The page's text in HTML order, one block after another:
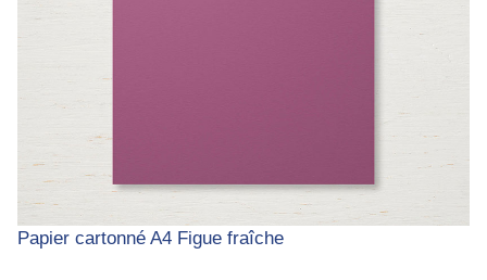
Papier cartonné A4 Figue fraîche